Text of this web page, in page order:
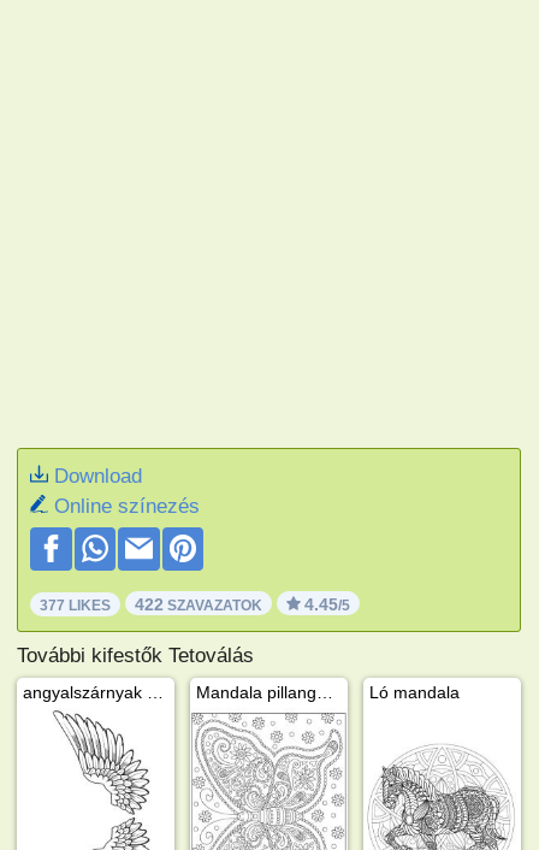
Download
Online színezés
377 LIKES 422 SZAVAZATOK 4.45/5
További kifestők Tetoválás
Ló mandala